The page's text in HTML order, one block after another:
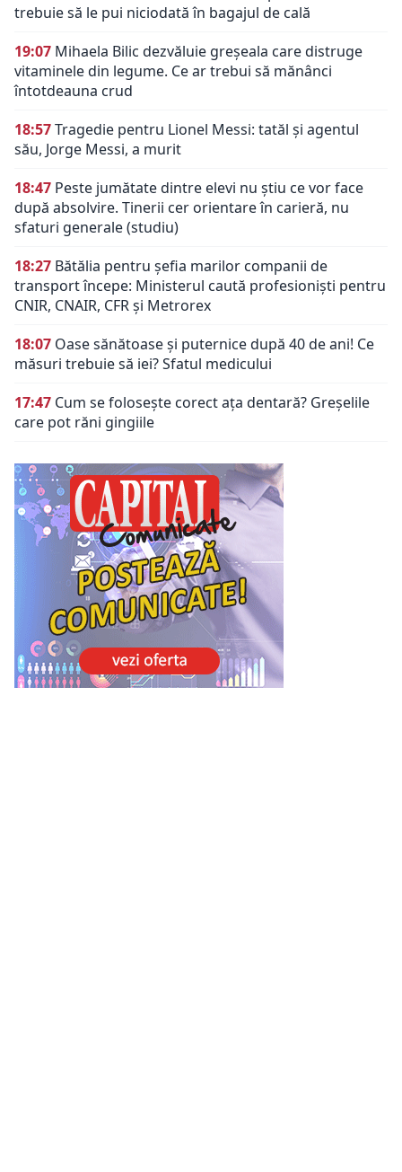
trebuie să le pui niciodată în bagajul de cală
19:07 Mihaela Bilic dezvăluie greșeala care distruge
vitaminele din legume. Ce ar trebui să mănânci
întotdeauna crud
18:57Tragedie pentru Lionel Messi: tatăl și agentul
său, Jorge Messi, a murit
18:47 Peste jumătate dintre elevi nu știu ce vor face
după absolvire. Tinerii cer orientare în carieră, nu
sfaturi generale (studiu)
18:27 Bătălia pentru șefia marilor companii de
transport începe: Ministerul caută profesioniști pentru
CNIR, CNAIR, CFR și Metrorex
18:07 Oase sănătoase și puternice după 40 de ani! Ce
măsuri trebuie să iei? Sfatul medicului
17:47 Cum se folosește corect ața dentară? Greșelile
care pot răni gingiile